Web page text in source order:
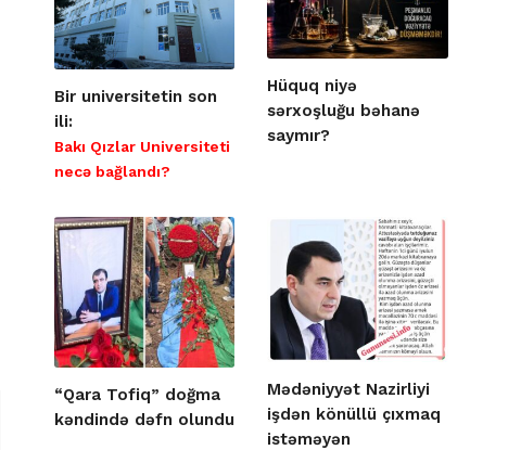
Bir universitetin son
ili:
Bakı Qızlar Universiteti
necə bağlandı?
Hüquq niyə
sərxoşluğu bəhanə
saymır?
“Qara Tofiq” doğma
kəndində dəfn olundu
Mədəniyyət Nazirliyi
işdən könüllü çıxmaq
istəməyən